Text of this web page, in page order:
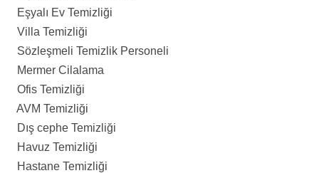
Eşyalı Ev Temizliği
Villa Temizliği
Sözleşmeli Temizlik Personeli
Mermer Cilalama
Ofis Temizliği
AVM Temizliği
Dış cephe Temizliği
Havuz Temizliği
Hastane Temizliği